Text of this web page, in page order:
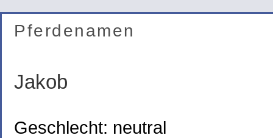
Pferdenamen
Jakob
Geschlecht: neutral